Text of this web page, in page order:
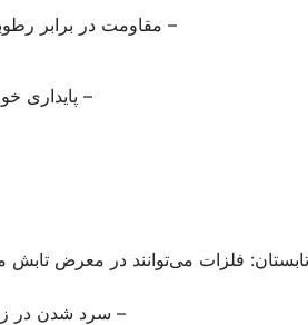
– مقاومت در برابر
– پایداری
فلزات می‌توانند در معرض
– سرد شدن در